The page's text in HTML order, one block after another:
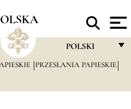
POLSKI
FRANÇAIS
PRZESŁANIA PAPIESKIE